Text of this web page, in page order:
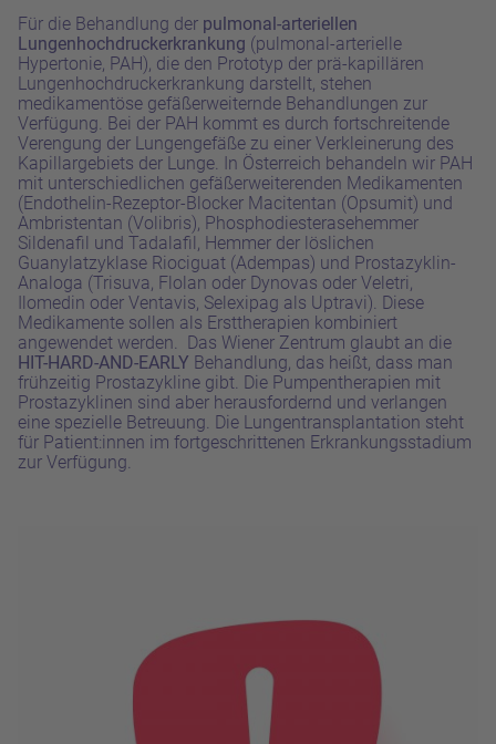
Für die Behandlung der pulmonal-arteriellen
Lungenhochdruckerkrankung (pulmonal-arterielle
Hypertonie, PAH), die den Prototyp der prä-kapillären
Lungenhochdruckerkrankung darstellt, stehen
medikamentöse gefäßerweiternde Behandlungen zur
Verfügung. Bei der PAH kommt es durch fortschreitende
Verengung der Lungengefäße zu einer Verkleinerung des
Kapillargebiets der Lunge. In Österreich behandeln wir PAH
mit unterschiedlichen gefäßerweiterenden Medikamenten
(Endothelin-Rezeptor-Blocker Macitentan (Opsumit) und
Ambristentan (Volibris), Phosphodiesterasehemmer
Sildenafil und Tadalafil, Hemmer der löslichen
Guanylatzyklase Riociguat (Adempas) und Prostazyklin-
Analoga (Trisuva, Flolan oder Dynovas oder Veletri,
Ilomedin oder Ventavis, Selexipag als Uptravi). Diese
Medikamente sollen als Ersttherapien kombiniert
angewendet werden. Das Wiener Zentrum glaubt an die
HIT-HARD-AND-EARLY Behandlung, das heißt, dass man
frühzeitig Prostazykline gibt. Die Pumpentherapien mit
Prostazyklinen sind aber herausfordernd und verlangen
eine spezielle Betreuung. Die Lungentransplantation steht
für Patient:innen im fortgeschrittenen Erkrankungsstadium
zur Verfügung.